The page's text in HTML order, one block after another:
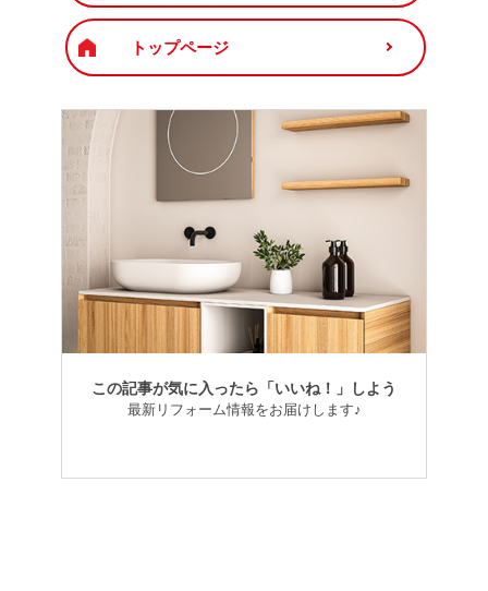
トップページ
この記事が気に入ったら「いいね！」しよう
最新リフォーム情報をお届けします♪